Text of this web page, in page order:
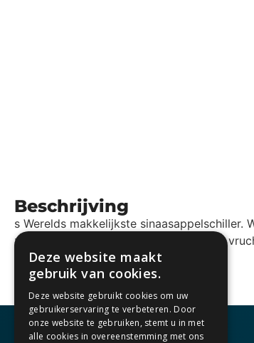
Beschrijving
s Werelds makkelijkste sinaasappelschiller.
zorgen ervoor dat er niet te diep in het
kinderen.
Deze website maakt
gebruik van cookies.
Deze website gebruikt cookies om uw
gebruikerservaring te verbeteren. Door
onze website te gebruiken, stemt u in met
alle cookies in overeenstemming met ons